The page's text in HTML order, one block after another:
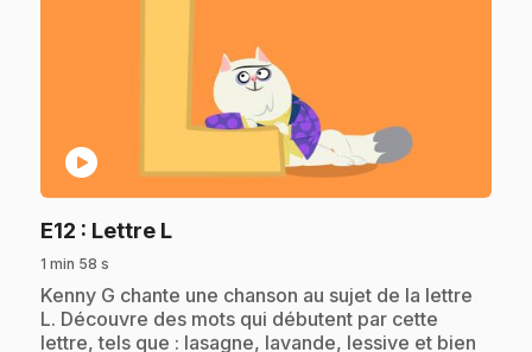
play_circle
E12 : Lettre L.
1 min 58 s
.Kenny G chante une chanson au sujet de la lettre
L. Découvre des mots qui débutent par cette
lettre, tels que : lasagne, lavande, lessive et bien